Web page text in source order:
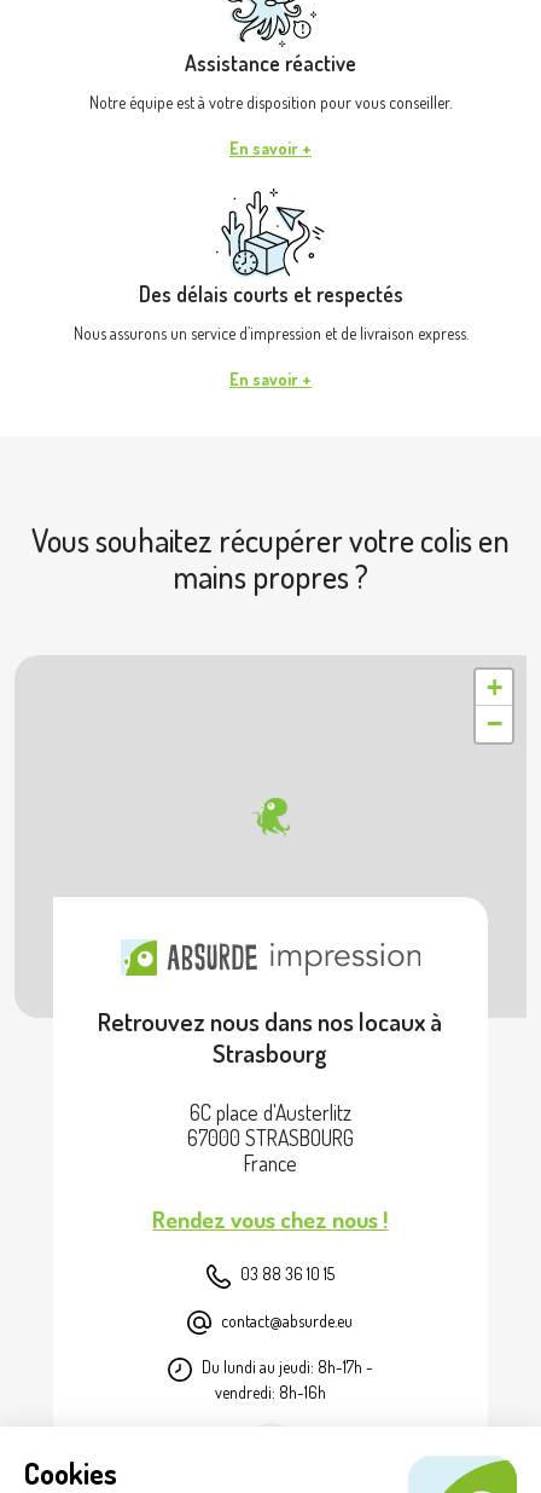
Assistance réactive
Notre équipe est à votre disposition pour vous conseiller.
En savoir +
Des délais courts et respectés
Nous assurons un service d’impression et de livraison express.
En savoir +
Vous souhaitez récupérer votre colis en
mains propres ?
+
−
Retrouvez nous dans nos locaux à
Strasbourg
6C place d'Austerlitz
67000 STRASBOURG
France
Rendez vous chez nous !
03 88 36 10 15
contact@absurde.eu
Du lundi au jeudi: 8h-17h -
vendredi: 8h-16h